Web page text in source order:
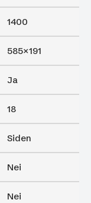
1400
585×191
Ja
18
Siden
Nei
Nei